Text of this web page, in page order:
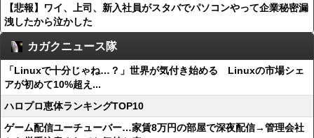
【悲報】ワイ、上司、新入社員がスタバでパソコンやって企業秘密漏
洩したから泣かした
カガクニュース隊
「Linuxで十分じゃね…？」世界が気付き始める Linuxの市場シェ
アが初めて10%超え...
ハロプロ恵体ランキングTOP10
ゲーム配信ユーチューバー…家賃8万円の部屋で深夜配信→管理会社